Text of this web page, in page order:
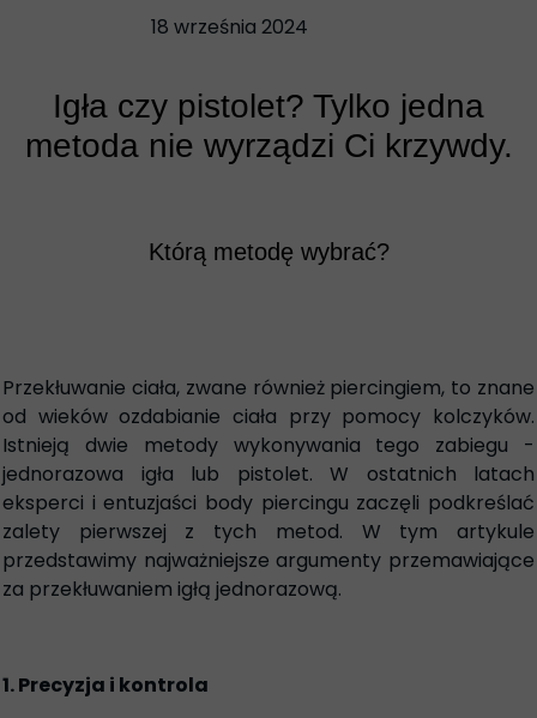
Którą metodę wybrać?
18 września 2024
Igła czy pistolet? Tylko jedna
metoda nie wyrządzi Ci krzywdy.
Przekłuwanie ciała, zwane również piercingiem, to znane
od wieków ozdabianie ciała przy pomocy kolczyków.
Istnieją dwie metody wykonywania tego zabiegu -
jednorazowa igła lub pistolet. W ostatnich latach
eksperci i entuzjaści body piercingu zaczęli podkreślać
zalety pierwszej z tych metod. W tym artykule
przedstawimy najważniejsze argumenty przemawiające
za przekłuwaniem igłą jednorazową.
1. Precyzja i kontrola